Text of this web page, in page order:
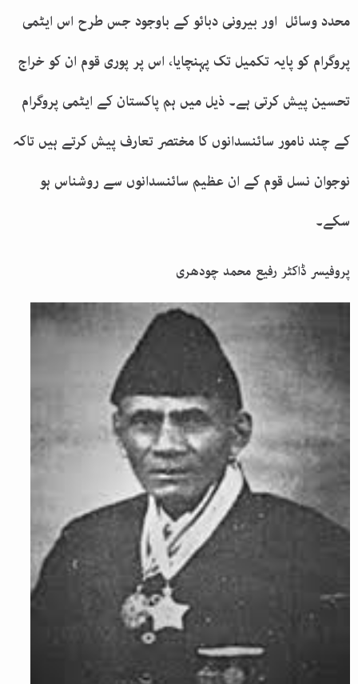
محدد وسائل اور بیرونی دبائو کے باوجود جس طرح اس ایٹمی
پروگرام کو پایہ تکمیل تک پہنچایا، اس پر پوری قوم ان کو خراج
تحسین پیش کرتی ہے۔ ذیل میں ہم پاکستان کے ایٹمی پروگرام
کے چند نامور سائنسدانوں کا مختصر تعارف پیش کرتے ہیں تاکہ
نوجوان نسل قوم کے ان عظیم سائنسدانوں سے روشناس ہو
سکے۔
پروفیسر ڈاکٹر رفیع محمد چودھری